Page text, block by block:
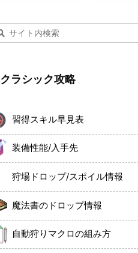
クラシック攻略
習得スキル早見表
装備性能/入手先
狩場ドロップ/スポイル情報
魔法書のドロップ情報
自動狩りマクロの組み方